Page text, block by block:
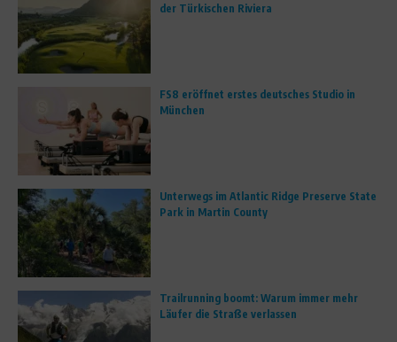
der Türkischen Riviera
FS8 eröffnet erstes deutsches Studio in
München
Unterwegs im Atlantic Ridge Preserve State
Park in Martin County
Trailrunning boomt: Warum immer mehr
Läufer die Straße verlassen